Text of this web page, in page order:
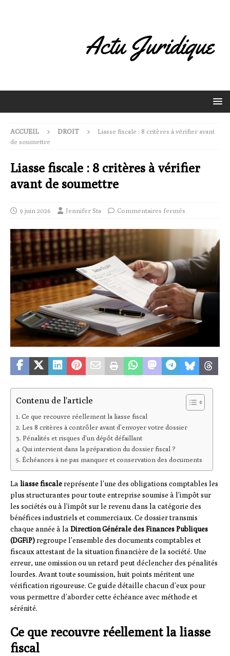
ACCUEIL DROIT
Liasse fiscale : 8 critères à vérifier avant
de soumettre
Liasse fiscale : 8 critères à vérifier
avant de soumettre
9 juin 2026 Jennifer Sta Commentaires fermés
Contenu de l'article
Ce que recouvre réellement la liasse fiscal
Les 8 critères à contrôler avant d’envoyer votre dossier
Pénalités et risques d’un dépôt défaillant
Qui intervient dans la préparation du dossier fiscal ?
Échéances à ne pas manquer et conservation des documents
La liasse fiscalereprésente l’une des obligations comptables les
plus structurantes pour toute entreprise soumise à l’impôt sur
les sociétés ou à l’impôt sur le revenu dans la catégorie des
bénéfices industriels et commerciaux. Ce dossier transmis
chaque année à la Direction Générale des Finances Publiques
(DGFiP)regroupe l’ensemble des documents comptables et
fiscaux attestant de la situation financière de la société. Une
erreur, une omission ou un retard peut déclencher des pénalités
lourdes. Avant toute soumission, huit points méritent une
vérification rigoureuse. Ce guide détaille chacun d’eux pour
vous permettre d’aborder cette échéance avec méthode et
sérénité.
Ce que recouvre réellement la liasse
fiscal